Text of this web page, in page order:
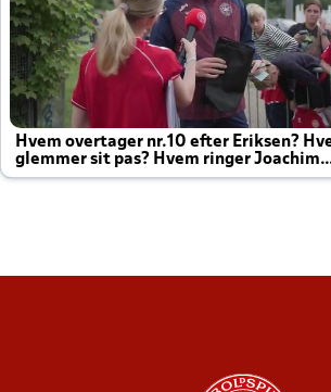
Hvem overtager nr.10 efter Eriksen?
glemmer sit pas? Hvem ringer Joachim
altid til efter kampe?